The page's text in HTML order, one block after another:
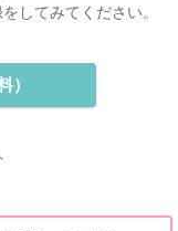
してみてください。
）